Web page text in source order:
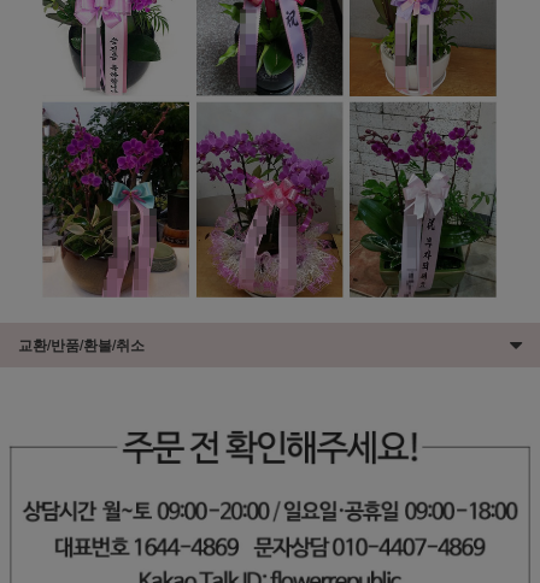
교환/반품/환불/취소